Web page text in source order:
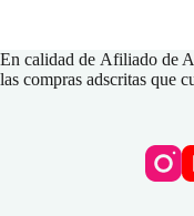
En calidad de Afiliado de
las compras adscritas que